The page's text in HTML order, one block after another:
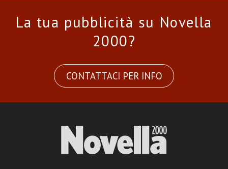
La tua pubblicità su Novella
2000?
CONTATTACI PER INFO